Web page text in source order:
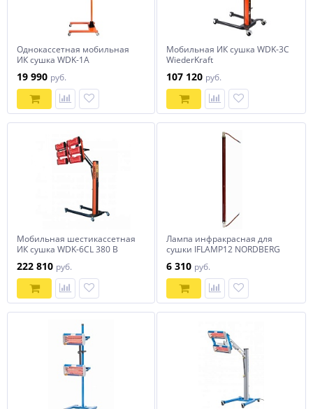
Однокассетная мобильная
ИК сушка WDK-1A
19 990 руб.
Мобильная ИК сушка WDK-3C
WiederKraft
107 120 руб.
Мобильная шестикассетная
ИК сушка WDK-6CL 380 В
222 810 руб.
Лампа инфракрасная для
сушки IFLAMP12 NORDBERG
6 310 руб.